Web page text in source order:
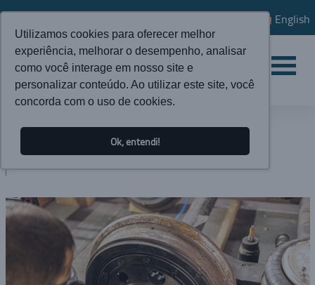
Utilizamos cookies para oferecer melhor
experiência, melhorar o desempenho, analisar
como você interage em nosso site e
personalizar conteúdo. Ao utilizar este site, você
concorda com o uso de cookies.
Ok, entendi!
English
ATUALIDADES
BLOG